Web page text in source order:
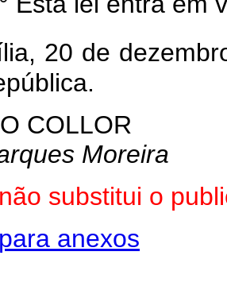
20 de
COLLOR
Moreira
substitui o
anexos